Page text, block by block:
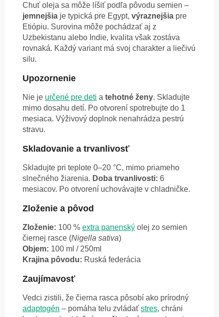
Chuť oleja sa môže líšiť podľa pôvodu semien –
jemnejšia je typická pre Egypt, výraznejšia pre
Etiópiu. Surovina môže pochádzať aj z
Uzbekistanu alebo Indie, kvalita však zostáva
rovnaká. Každý variant má svoj charakter a liečivú
silu.
Upozornenie
Nie je určené pre deti a tehotné ženy. Skladujte
mimo dosahu detí. Po otvorení spotrebujte do 1
mesiaca. Výživový doplnok nenahrádza pestrú
stravu.
Skladovanie a trvanlivosť
Skladujte pri teplote 0–20 °C, mimo priameho
slnečného žiarenia. Doba trvanlivosti: 6
mesiacov. Po otvorení uchovávajte v chladničke.
Zloženie a pôvod
Zloženie: 100 % extra panenský olej zo semien
čiernej rasce (Nigella sativa)
Objem: 100 ml / 250ml
Krajina pôvodu: Ruská federácia
Zaujímavosť
Vedci zistili, že čierna rasca pôsobí ako prírodný
adaptogén – pomáha telu zvládať stres, chráni